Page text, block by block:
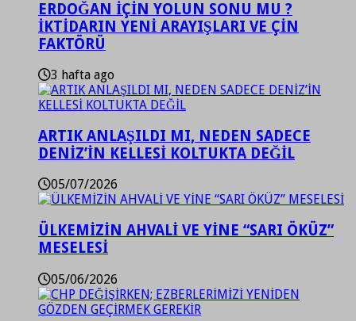
ERDOĞAN İÇİN YOLUN SONU MU ?
İKTİDARIN YENİ ARAYIŞLARI VE ÇİN
FAKTÖRÜ
3 hafta ago
ARTIK ANLAŞILDI MI, NEDEN SADECE
DENİZ’İN KELLESİ KOLTUKTA DEĞİL
05/07/2026
ÜLKEMİZİN AHVALİ VE YİNE “SARI ÖKÜZ”
MESELESİ
05/06/2026